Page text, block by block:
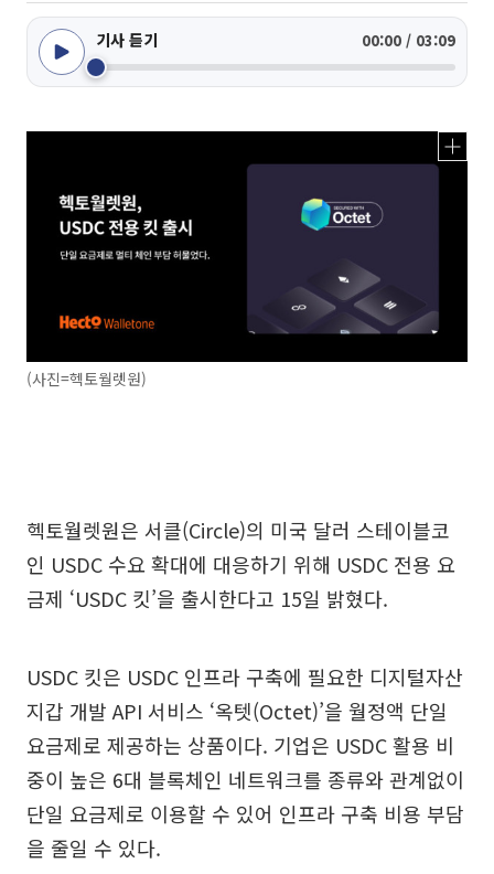
기사 듣기 00:00 / 03:09
(사진=헥토월렛원)
헥토월렛원은 서클(Circle)의 미국 달러 스테이블코
인 USDC 수요 확대에 대응하기 위해 USDC 전용 요
금제 ‘USDC 킷’을 출시한다고 15일 밝혔다.
USDC 킷은 USDC 인프라 구축에 필요한 디지털자산
지갑 개발 API 서비스 ‘옥텟(Octet)’을 월정액 단일
요금제로 제공하는 상품이다. 기업은 USDC 활용 비
중이 높은 6대 블록체인 네트워크를 종류와 관계없이
단일 요금제로 이용할 수 있어 인프라 구축 비용 부담
을 줄일 수 있다.